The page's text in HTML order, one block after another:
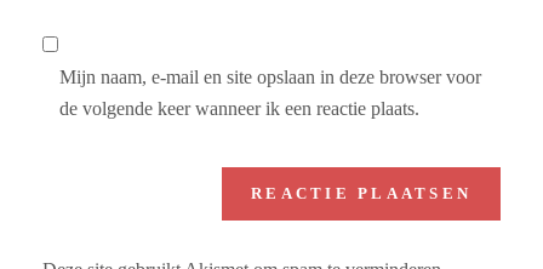
Mijn naam, e-mail en site opslaan in deze browser voor
de volgende keer wanneer ik een reactie plaats.